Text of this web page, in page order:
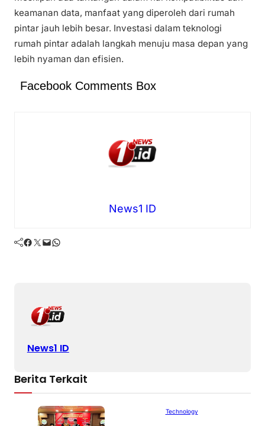
keamanan data, manfaat yang diperoleh dari rumah
pintar jauh lebih besar. Investasi dalam teknologi
rumah pintar adalah langkah menuju masa depan yang
lebih nyaman dan efisien.
Facebook Comments Box
News1 ID
Facebook Twitter Mail WhatsApp
News1 ID
Berita Terkait
Technology